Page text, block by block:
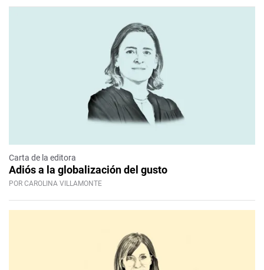
Carta de la editora
Adiós a la globalización del gusto
POR CAROLINA VILLAMONTE